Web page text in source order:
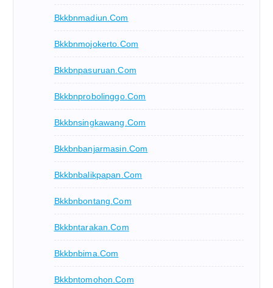
Bkkbnmadiun.com
Bkkbnmojokerto.com
Bkkbnpasuruan.com
Bkkbnprobolinggo.com
Bkkbnsingkawang.com
Bkkbnbanjarmasin.com
Bkkbnbalikpapan.com
Bkkbnbontang.com
Bkkbntarakan.com
Bkkbnbima.com
Bkkbntomohon.com